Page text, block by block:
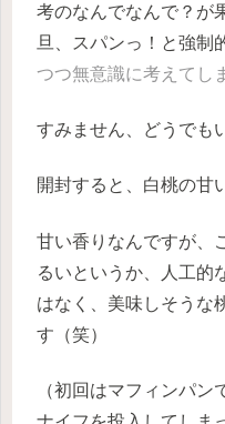
考のなんでなんで？が
旦、スパンっ！と強制
つつ無意識に考えてし
すみません、どうでも
開封すると、白桃の甘
甘い香りなんですが、
るいというか、人工的
はなく、美味しそうな
す（笑）
（初回はマフィンパ